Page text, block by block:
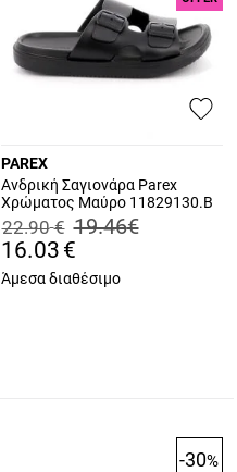
PAREX
Ανδρική Σαγιονάρα Parex
Χρώματος Μαύρο 11829130.B
22.90 € 19.46€
16.03 €
Άμεσα διαθέσιμο
-30%